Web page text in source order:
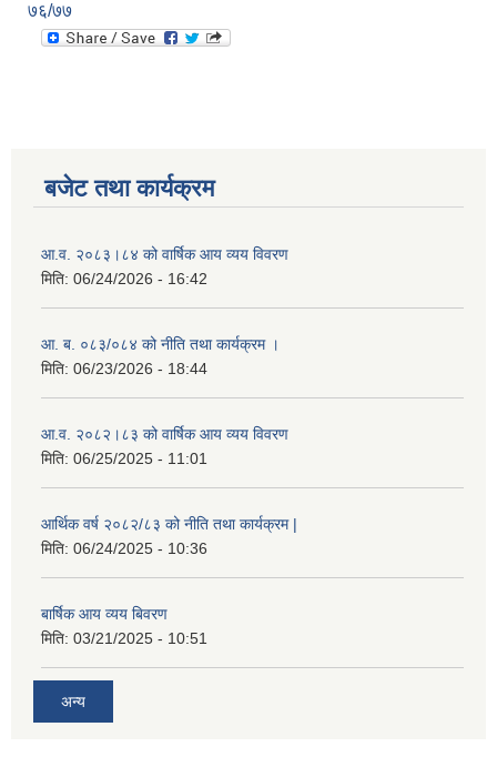
७६/७७
बजेट तथा कार्यक्रम
आ.व. २०८३।८४ को वार्षिक आय व्यय विवरण
मिति: 06/24/2026 - 16:42
आ. ब. ०८३/०८४ को नीति तथा कार्यक्रम ।
मिति: 06/23/2026 - 18:44
आ.व. २०८२।८३ को वार्षिक आय व्यय विवरण
मिति: 06/25/2025 - 11:01
आर्थिक वर्ष २०८२/८३ को नीति तथा कार्यक्रम |
मिति: 06/24/2025 - 10:36
बार्षिक आय व्यय बिवरण
मिति: 03/21/2025 - 10:51
अन्य